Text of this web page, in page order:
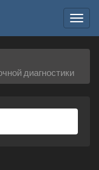
диагностики